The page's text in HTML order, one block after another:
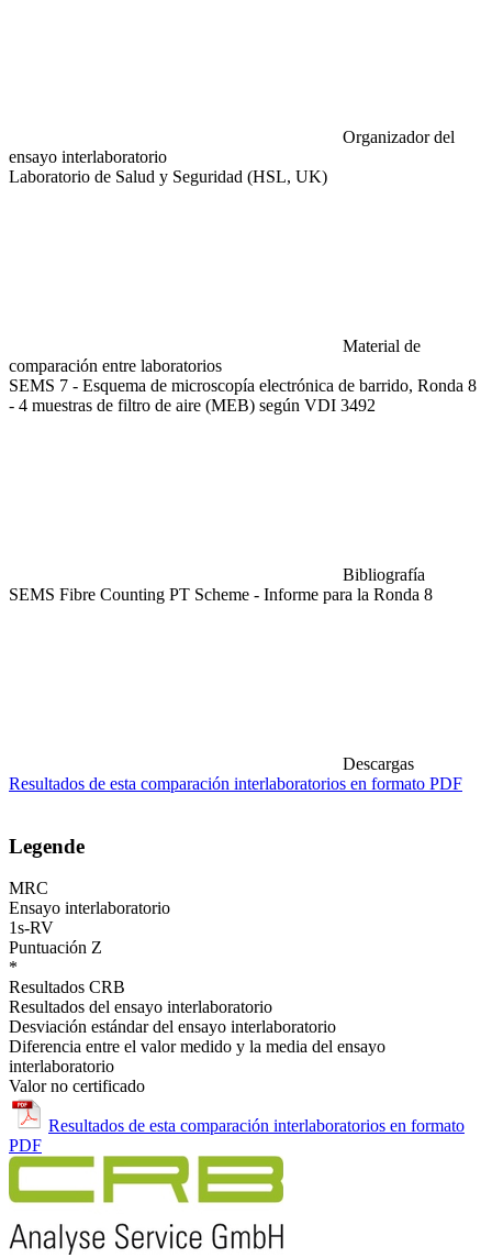
Organizador del
ensayo interlaboratorio
Laboratorio de Salud y Seguridad (HSL, UK)
Material de
comparación entre laboratorios
SEMS 7 - Esquema de microscopía electrónica de barrido, Ronda 8
- 4 muestras de filtro de aire (MEB) según VDI 3492
Bibliografía
SEMS Fibre Counting PT Scheme - Informe para la Ronda 8
Descargas
Resultados de esta comparación interlaboratorios en formato PDF
Legende
MRC
Ensayo interlaboratorio
1s-RV
Puntuación Z
*
Resultados CRB
Resultados del ensayo interlaboratorio
Desviación estándar del ensayo interlaboratorio
Diferencia entre el valor medido y la media del ensayo
interlaboratorio
Valor no certificado
Resultados de esta comparación interlaboratorios en formato
PDF